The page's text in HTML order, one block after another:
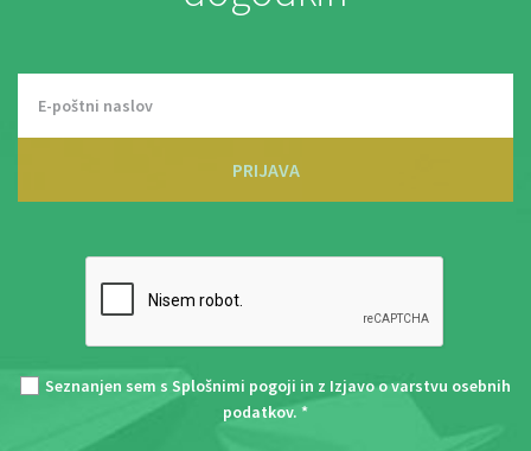
PRIJAVA
Seznanjen sem s Splošnimi pogoji in z Izjavo o varstvu osebnih
podatkov. *